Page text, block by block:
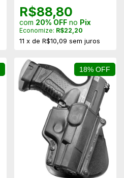
R$88,80
com 20% OFFno Pix
Economize: R$22,20
11 x de R$10,09 sem juros
18% OFF